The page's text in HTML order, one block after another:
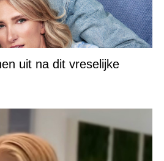
uit na dit vreselijke